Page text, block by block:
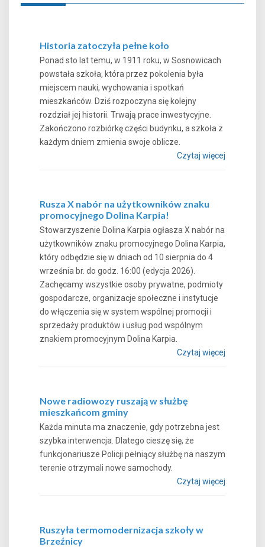
Historia zatoczyła pełne koło
Ponad sto lat temu, w 1911 roku, w Sosnowicach
powstała szkoła, która przez pokolenia była
miejscem nauki, wychowania i spotkań
mieszkańców. Dziś rozpoczyna się kolejny
rozdział jej historii. Trwają prace inwestycyjne.
Zakończono rozbiórkę części budynku, a szkoła z
każdym dniem zmienia swoje oblicze.
Czytaj więcej
Rusza X nabór na użytkowników znaku
promocyjnego Dolina Karpia!
Stowarzyszenie Dolina Karpia ogłasza X nabór na
użytkowników znaku promocyjnego Dolina Karpia,
który odbędzie się w dniach od 10 sierpnia do 4
września br. do godz. 16:00 (edycja 2026).
Zachęcamy wszystkie osoby prywatne, podmioty
gospodarcze, organizacje społeczne i instytucje
do włączenia się w system wspólnej promocji i
sprzedaży produktów i usług pod wspólnym
znakiem promocyjnym Dolina Karpia.
Czytaj więcej
Nowe radiowozy ruszają w służbę
mieszkańcom gminy
Każda minuta ma znaczenie, gdy potrzebna jest
szybka interwencja. Dlatego cieszę się, że
funkcjonariusze Policji pełniący służbę na naszym
terenie otrzymali nowe samochody.
Czytaj więcej
Ruszyła termomodernizacja szkoły w
Brzeźnicy